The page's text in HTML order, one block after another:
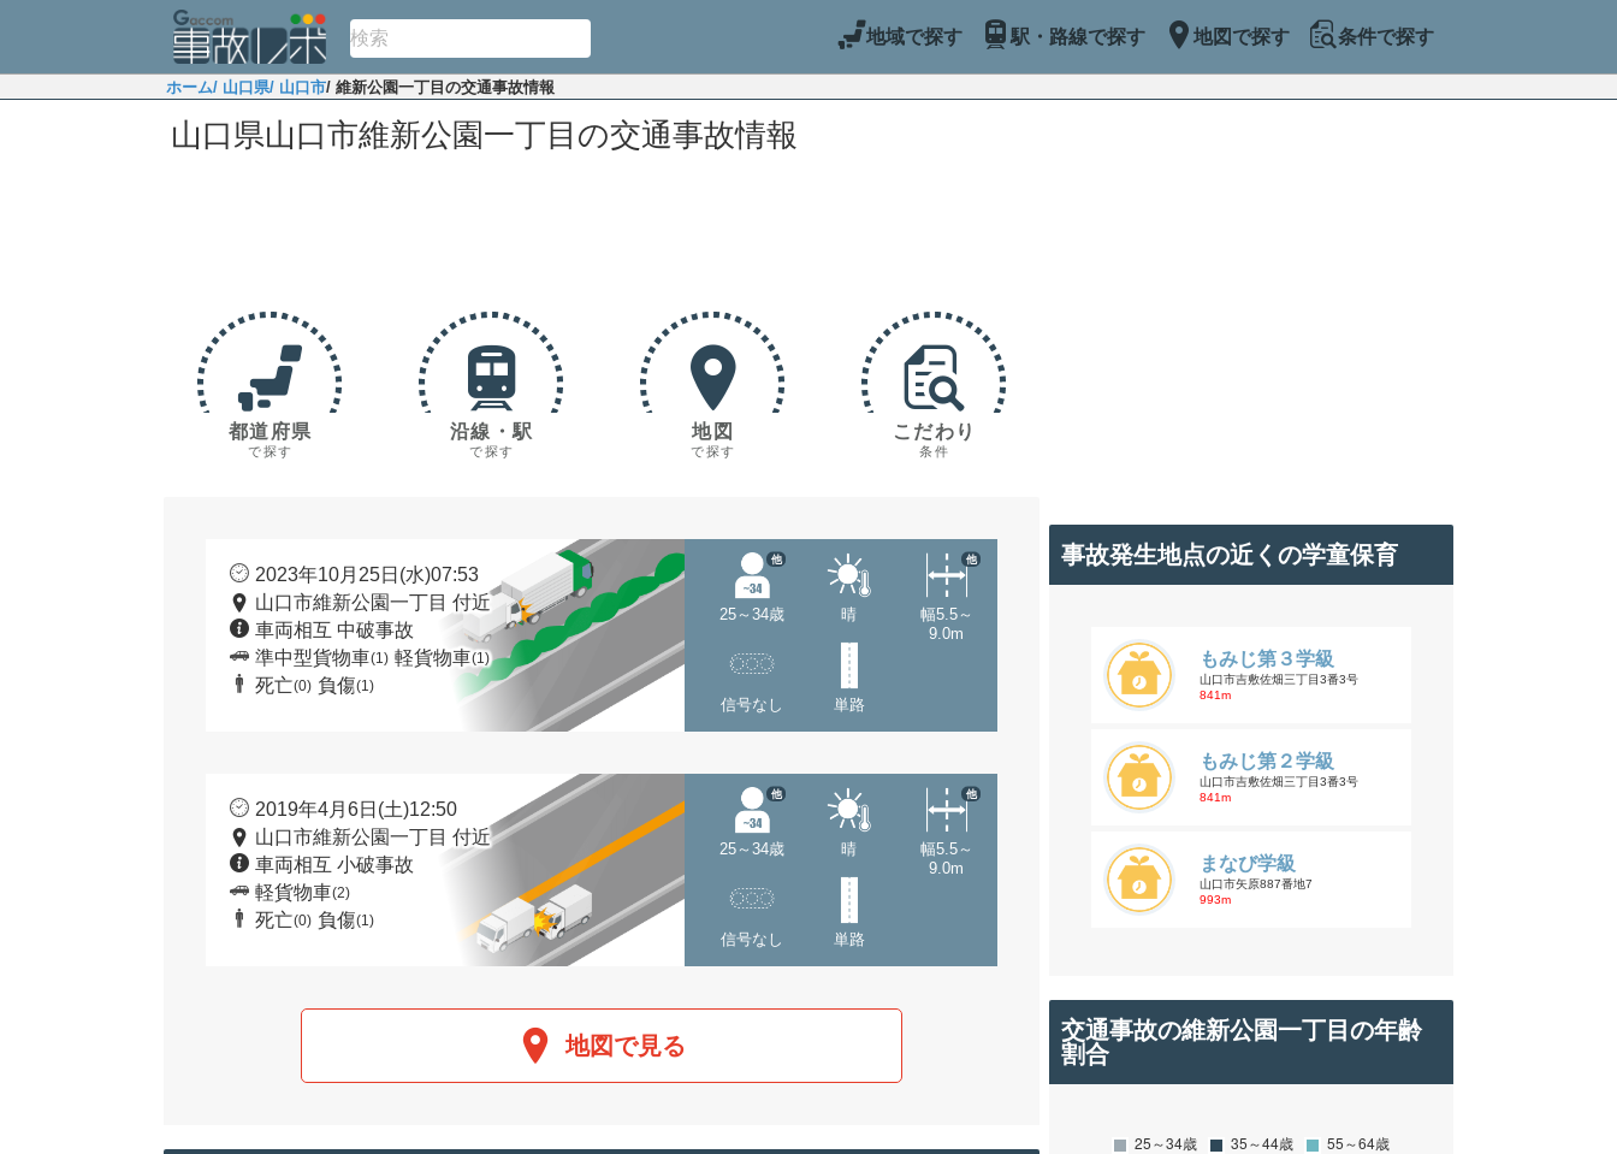
地域で探す 駅・路線で探す 地図で探す 条件で探す
ホーム/ 山口県/ 山口市/ 維新公園一丁目の交通事故情報
山口県山口市維新公園一丁目の交通事故情報
都道府県
で探す
沿線・駅
で探す
地図
で探す
こだわり
条件
2023年10月25日(水)07:53
山口市維新公園一丁目 付近
車両相互 中破事故
準中型貨物車(1) 軽貨物車(1)
死亡(0) 負傷(1)
25～34歳
他
晴
幅5.5～
9.0m
他
信号なし 単路
2019年4月6日(土)12:50
山口市維新公園一丁目 付近
車両相互 小破事故
軽貨物車(2)
死亡(0) 負傷(1)
25～34歳
他
晴
幅5.5～
9.0m
他
信号なし 単路
地図で見る
事故発生地点の近くの学童保育
もみじ第３学級
山口市吉敷佐畑三丁目3番3号
841m
もみじ第２学級
山口市吉敷佐畑三丁目3番3号
841m
まなび学級
山口市矢原887番地7
993m
交通事故の維新公園一丁目の年齢
割合